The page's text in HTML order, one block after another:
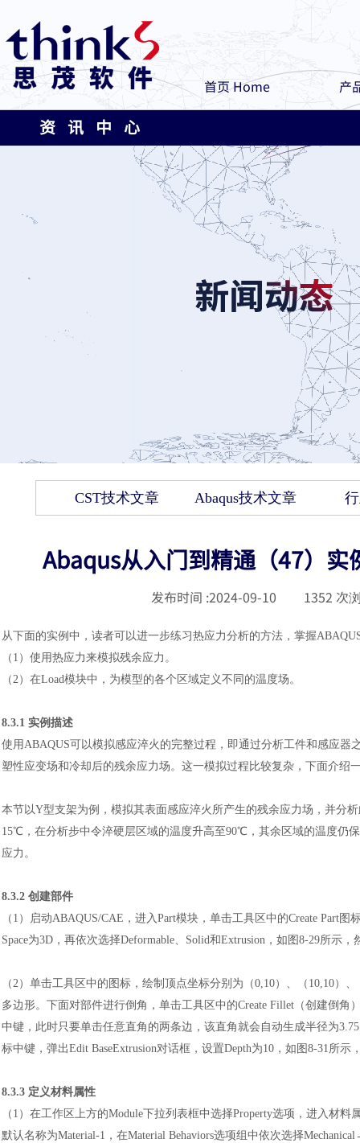
首页 Home 产
资 讯 中 心
CST技术文章 Abaqus技术文章
Abaqus从入门到精通（47）
发布时间 :2024-09-10 1352 次
从下面的实例中，读者可以进一步练习热应力分析的方法，掌握
（ 1）使用热应力来模拟残余应力。
（2）在Load模块中，为模型的各个区域定义不同的温度场。
8.3.1 实例描述
使用ABAQUS可以模拟感应淬火的完整过程，即通过分析工件和感应
塑性应变场和冷却后的残余应力场。这一模拟过程比较复杂，下面介绍
本节以Y型支架为例，模拟其表面感应淬火所产生的残余应力场，并分
15℃，在分析步中令淬硬层区域的温度升高至90℃，其余区域的温度仍
应力。
8.3.2 创建部件
（ 1）启动ABAQUS/CAE，进入Part模块，单击工具区中的Create Part图
Space为3D，再依次选择Deformable、Solid和Extrusion，如图8-29所示，
（2）单击工具区中的图标，绘制顶点坐标分别为（0,10）、（10,10）
多边形。下面对部件进行倒角，单击工具区中的Create Fillet（创建倒角
中键，此时只要单击任意直角的两条边，该直角就会自动生成半径为
标中键，弹出Edit BaseExtrusion对话框，设置Depth为10，如图8-31所
8.3.3 定义材料属性
（ 1）在工作区上方的Module下拉列表框中选择Property选项，进入材
默认名称为Material-1，在Material Behaviors选项组中依次选择